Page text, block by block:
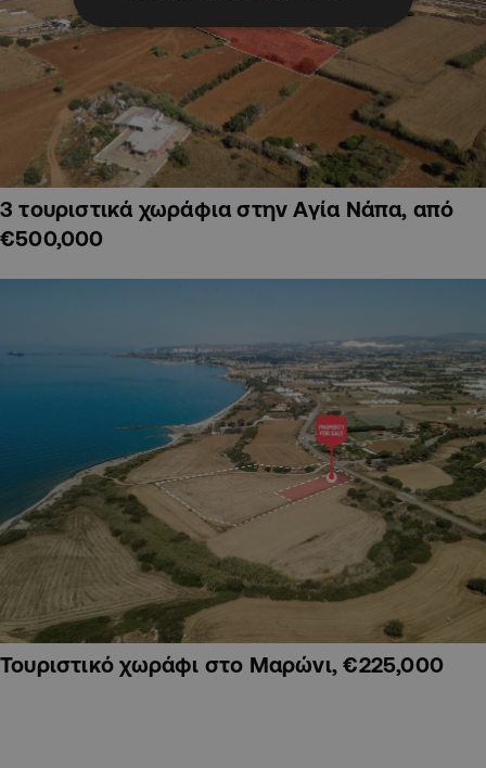
3 τουριστικά χωράφια στην Αγία Νάπα, από
€500,000
Τουριστικό χωράφι στο Μαρώνι, €225,000